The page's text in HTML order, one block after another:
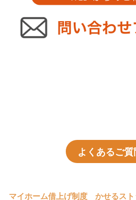
よくあるご質
マイホーム借上げ制度 かせるス